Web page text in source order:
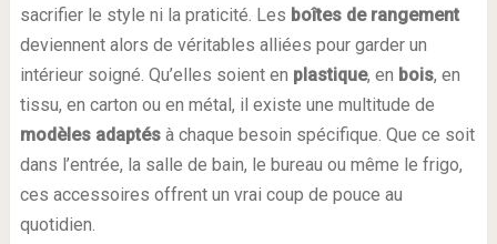
sacrifier le style ni la praticité. Les boîtes de rangement
deviennent alors de véritables alliées pour garder un
intérieur soigné. Qu’elles soient en plastique, en bois, en
tissu, en carton ou en métal, il existe une multitude de
modèles adaptésà chaque besoin spécifique. Que ce soit
dans l’entrée, la salle de bain, le bureau ou même le frigo,
ces accessoires offrent un vrai coup de pouce au
quotidien.